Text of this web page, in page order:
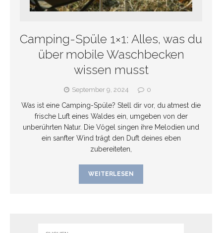
Camping-Spüle 1×1: Alles, was du
über mobile Waschbecken
wissen musst
September 9, 2024 0
Was ist eine Camping-Spüle? Stell dir vor, du atmest die
frische Luft eines Waldes ein, umgeben von der
unberührten Natur. Die Vögel singen ihre Melodien und
ein sanfter Wind trägt den Duft deines eben
zubereiteten,
WEITERLESEN